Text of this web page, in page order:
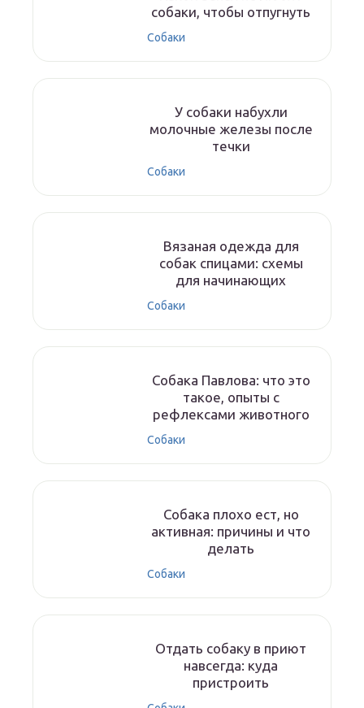
собаки, чтобы отпугнуть
Собаки
У собаки набухли
молочные железы после
течки
Собаки
Вязаная одежда для
собак спицами: схемы
для начинающих
Собаки
Собака Павлова: что это
такое, опыты с
рефлексами животного
Собаки
Собака плохо ест, но
активная: причины и что
делать
Собаки
Отдать собаку в приют
навсегда: куда
пристроить